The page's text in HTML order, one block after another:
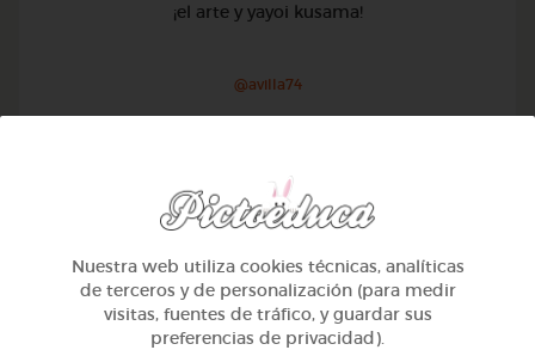
¡el arte y yayoi kusama!
@avilla74
Nuestra web utiliza cookies técnicas, analíticas
de terceros y de personalización (para medir
visitas, fuentes de tráfico, y guardar sus
preferencias de privacidad).